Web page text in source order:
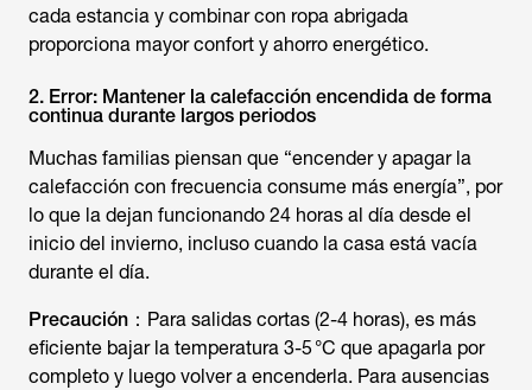
cada estancia y combinar con ropa abrigada
proporciona mayor confort y ahorro energético.
2. Error: Mantener la calefacción encendida de forma
continua durante largos periodos
Muchas familias piensan que “encender y apagar la
calefacción con frecuencia consume más energía”, por
lo que la dejan funcionando 24 horas al día desde el
inicio del invierno, incluso cuando la casa está vacía
durante el día.
Precaución： Para salidas cortas (2-4 horas), es más
eficiente bajar la temperatura 3-5 °C que apagarla por
completo y luego volver a encenderla. Para ausencias